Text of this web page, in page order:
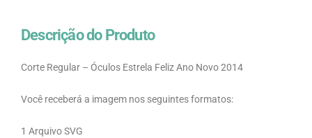
Descrição do Produto
Corte Regular – Óculos Estrela Feliz Ano Novo 2014
Você receberá a imagem nos seguintes formatos:
1 Arquivo SVG